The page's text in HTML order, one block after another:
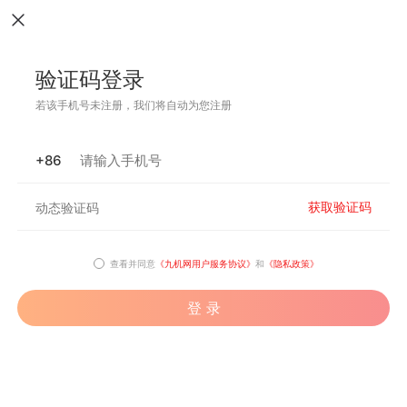
验证码登录
若该手机号未注册，我们将自动为您注册
+86
获取验证码
查看并同意 《九机网用户服务协议》 和 《隐私政策》
登 录